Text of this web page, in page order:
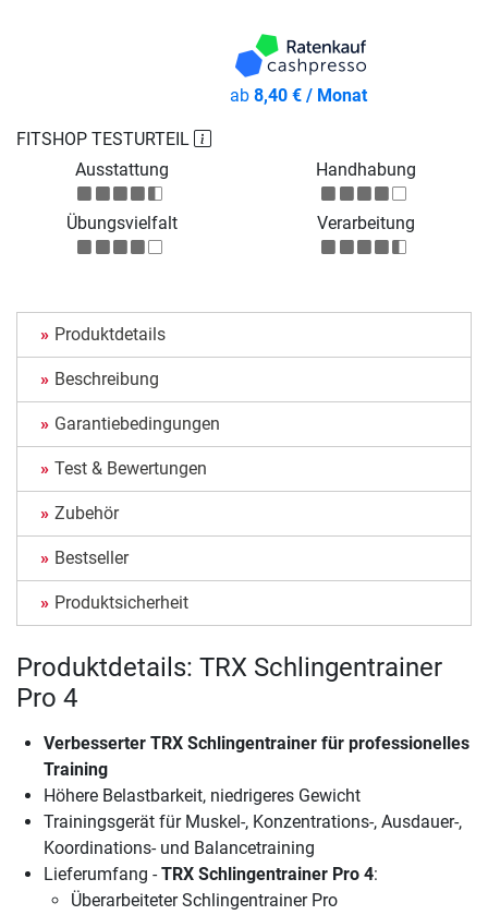
FITSHOP TESTURTEIL
Ausstattung
Handhabung
Übungsvielfalt Verarbeitung
ab8,40 € / Monat
Produktdetails
Beschreibung
Garantiebedingungen
Test & Bewertungen
Zubehör
Bestseller
Produktsicherheit
Produktdetails: TRX Schlingentrainer
Pro 4
Verbesserter TRX Schlingentrainer für professionelles
Training
Höhere Belastbarkeit, niedrigeres Gewicht
Trainingsgerät für Muskel-, Konzentrations-, Ausdauer-,
Koordinations- und Balancetraining
Lieferumfang -TRX Schlingentrainer Pro 4:
Überarbeiteter Schlingentrainer Pro